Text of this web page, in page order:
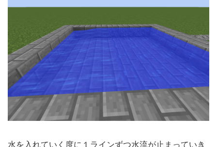
水を入れていく度に１ラインずつ水流が止まっていき